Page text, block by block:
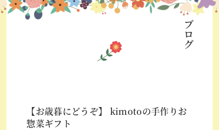
ブログ
【お歳暮にどうぞ】 kimotoの手作りお
惣菜ギフト